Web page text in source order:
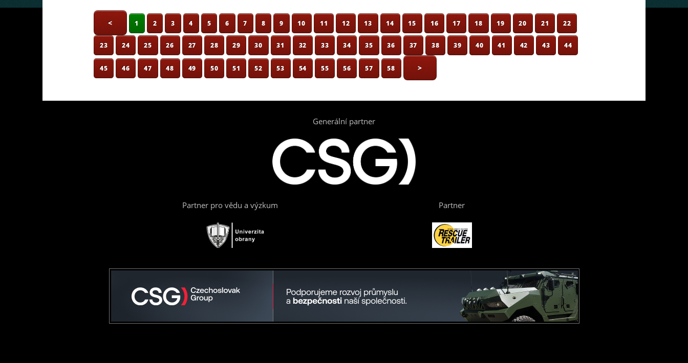
< 1 2 3 4 5 6 7 8 9 10 11 12 13 14 15 16 17 18 19 20 21 22
23 24 25 26 27 28 29 30 31 32 33 34 35 36 37 38 39 40 41 42 43 44
45 46 47 48 49 50 51 52 53 54 55 56 57 58 >
Generální partner
Partner pro vědu a výzkum Partner